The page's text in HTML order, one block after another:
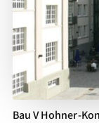
Bau V Hohner-